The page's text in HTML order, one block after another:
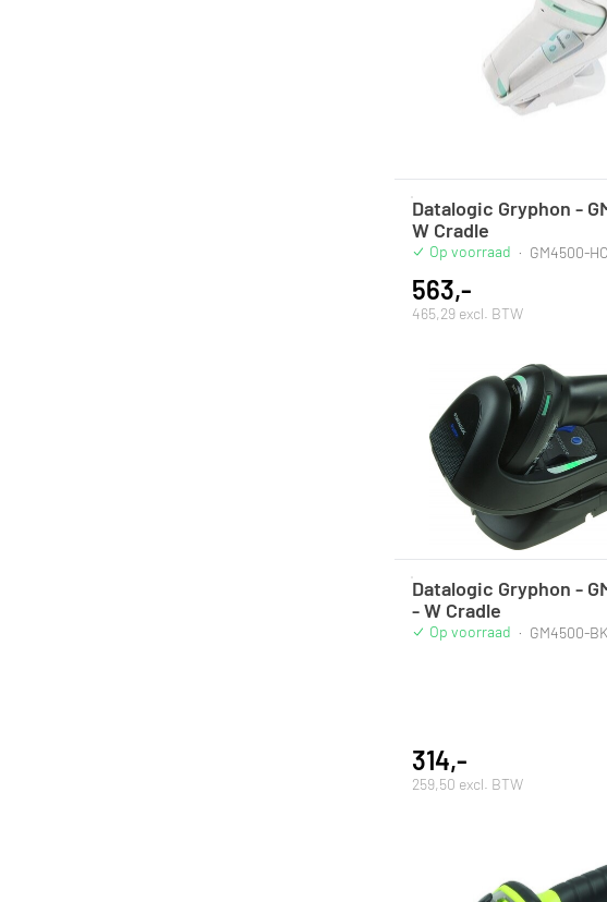
Datalogic Gryphon -
W Cradle
Op voorraad · GM4500-
563,-
465,29 excl. BTW
Datalogic Gryphon -
- W Cradle
Op voorraad · GM4500-
314,-
259,50 excl. BTW